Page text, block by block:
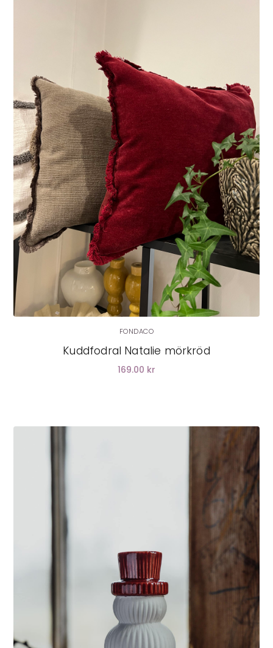
LÄGG I VARUKORG
FONDACO
Kuddfodral Natalie mörkröd
169.00 kr